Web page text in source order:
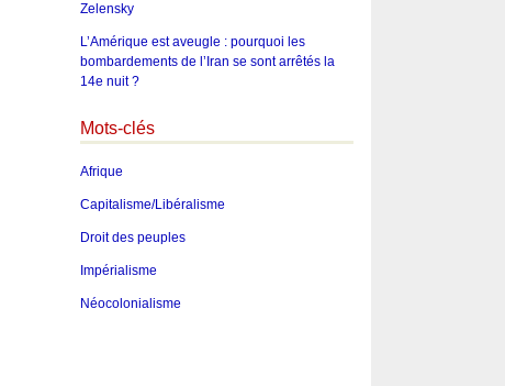
Zelensky
L’Amérique est aveugle : pourquoi les
bombardements de l’Iran se sont arrêtés la
14e nuit ?
Mots-clés
Afrique
Capitalisme/Libéralisme
Droit des peuples
Impérialisme
Néocolonialisme